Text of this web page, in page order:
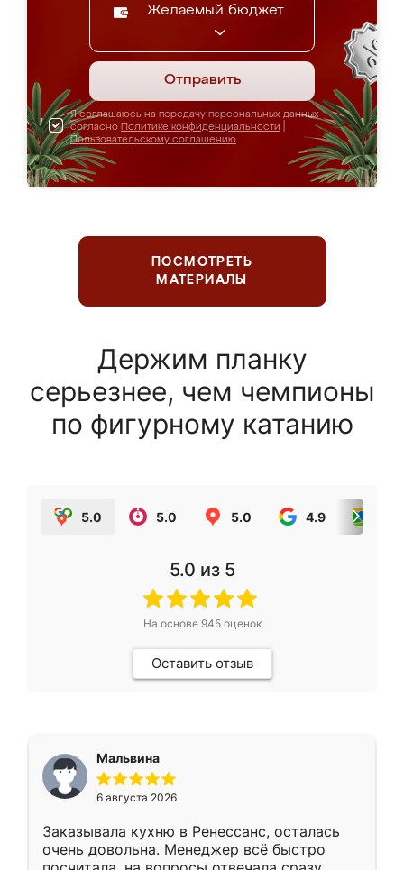
Желаемый бюджет
Отправить
Я соглашаюсь на передачу персональных данных
согласно Политике конфиденциальности
Пользовательскому соглашению
ПОСМОТРЕТЬ
МАТЕРИАЛЫ
Держим планку
серьезнее, чем чемпионы
по фигурному катанию
5.0 5.0 5.0 4.9
5.0 из 5
На основе 945оценок
Оставить отзыв
Мальвина
6 августа 2026
Заказывала кухню в Ренессанс, осталась
очень довольна. Менеджер всё быстро